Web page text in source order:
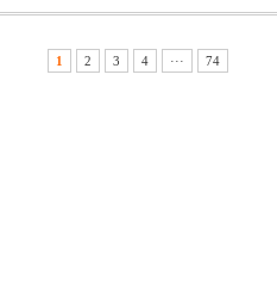
1 2 3 4 ··· 74